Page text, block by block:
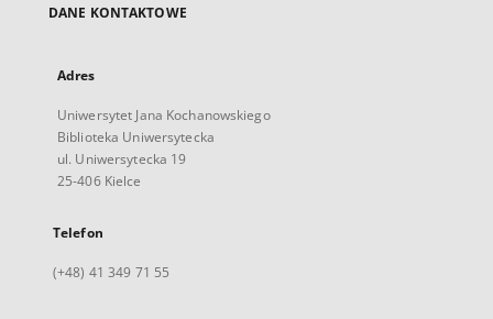
DANE KONTAKTOWE
Adres
Uniwersytet Jana Kochanowskiego
Biblioteka Uniwersytecka
ul. Uniwersytecka 19
25-406 Kielce
Telefon
(+48) 41 349 71 55